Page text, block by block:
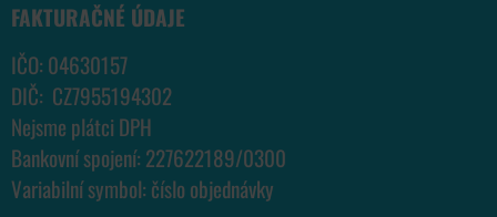
FAKTURAČNÉ ÚDAJE
IČO: 04630157
DIČ: CZ7955194302
Nejsme plátci DPH
Bankovní spojení: 227622189/0300
Variabilní symbol: číslo objednávky